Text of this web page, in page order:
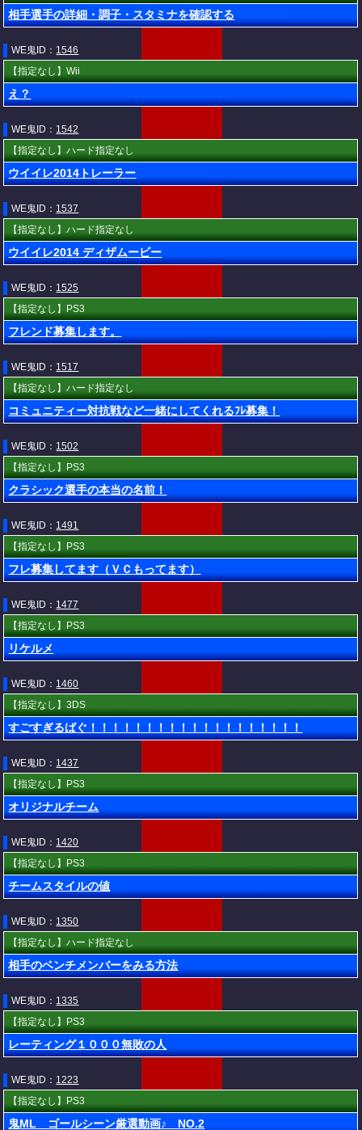
相手選手の詳細・調子・スタミナを確認する
WE鬼ID： 1546
【指定なし】Wii
え？
WE鬼ID： 1542
【指定なし】ハード指定なし
ウイイレ2014トレーラー
WE鬼ID： 1537
【指定なし】ハード指定なし
ウイイレ2014 ディザムービー
WE鬼ID： 1525
【指定なし】PS3
フレンド募集します。
WE鬼ID： 1517
【指定なし】ハード指定なし
コミュニティー対抗戦など一緒にしてくれるﾌﾚ募集！
WE鬼ID： 1502
【指定なし】PS3
クラシック選手の本当の名前！
WE鬼ID： 1491
【指定なし】PS3
フレ募集してます（ＶＣもってます）
WE鬼ID： 1477
【指定なし】PS3
リケルメ
WE鬼ID： 1460
【指定なし】3DS
すごすぎるばぐ！！！！！！！！！！！！！！！！！！！
WE鬼ID： 1437
【指定なし】PS3
オリジナルチーム
WE鬼ID： 1420
【指定なし】PS3
チームスタイルの値
WE鬼ID： 1350
【指定なし】ハード指定なし
相手のベンチメンバーをみる方法
WE鬼ID： 1335
【指定なし】PS3
レーティング１０００無敗の人
WE鬼ID： 1223
【指定なし】PS3
鬼ML ゴールシーン厳選動画♪ NO.2